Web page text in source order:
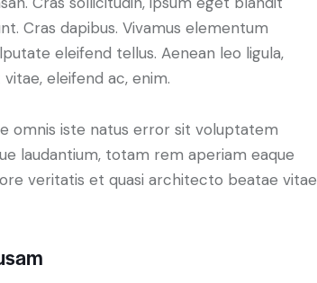
Cras dapibus. Vivamus elementum
eleifend tellus. Aenean leo ligula,
eleifend ac, enim.
omnis iste natus error sit voluptatem
laudantium, totam rem aperiam eaque
veritatis et quasi architecto beatae vitae